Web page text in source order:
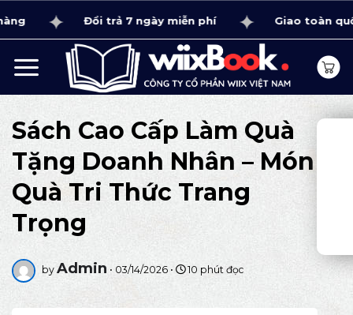
qua
dung
Đổi trả 7 ngày miễn phí Giao toàn quốc 1 -
Sách Cao Cấp Làm Quà
Tặng Doanh Nhân – Món
Quà Tri Thức Trang
Trọng
by Admin • 03/14/2026 • 10 phút đọc